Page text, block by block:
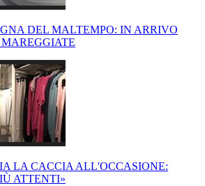
DEL MALTEMPO: IN ARRIVO
LA CACCIA ALL'OCCASIONE:
ATTENTI»